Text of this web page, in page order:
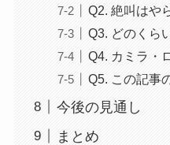
Q2. 絶叫はや
Q3. どのくら
Q4. カミラ・
Q5. この記事
今後の見通し
まとめ